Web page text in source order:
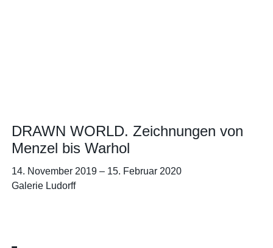
DRAWN WORLD. Zeichnungen von
Menzel bis Warhol
14. November 2019– 15. Februar 2020
Galerie Ludorff